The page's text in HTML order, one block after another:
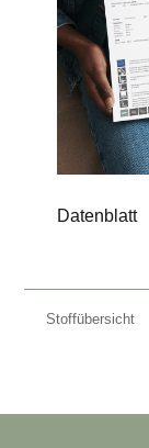
Datenblatt
Stoffübersicht